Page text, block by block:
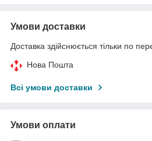
Умови доставки
Доставка здійснюється тільки по
Нова Пошта
Всі умови доставки
Умови оплати